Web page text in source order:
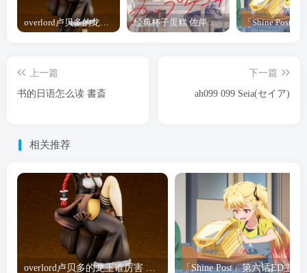
overlord卢贝多的龙王谁厉害 「Overlord」露普斯蕾琪娜·贝塔手办开订 经典杯子蛋糕 佐岸 漫画「经典杯子蛋糕」宣布真人日剧化
上一篇
书的日语怎么读 書斎
下一篇
ah099 099 Seia(セイア)
相关推荐